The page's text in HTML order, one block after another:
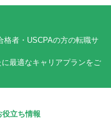
格者・USCPAの方の転職サ
最適なキャリアプランをご
役立ち情報